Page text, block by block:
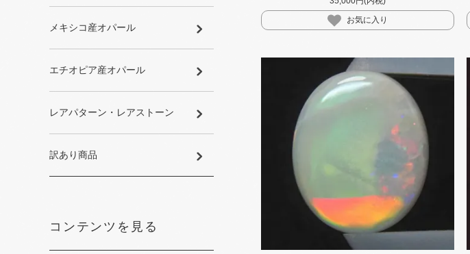
お気に入り
メキシコ産オパール
エチオピア産オパール
レアパターン・レアストーン
訳あり商品
コンテンツを見る